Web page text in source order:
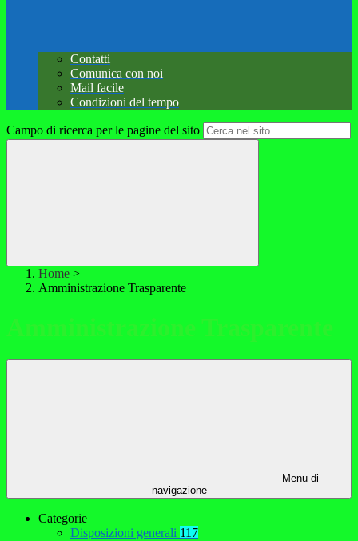
Contatti
Comunica con noi
Mail facile
Condizioni del tempo
Campo di ricerca per le pagine del sito
Home >
Amministrazione Trasparente
Amministrazione Trasparente
Menu di
navigazione
Categorie
Disposizioni generali 117